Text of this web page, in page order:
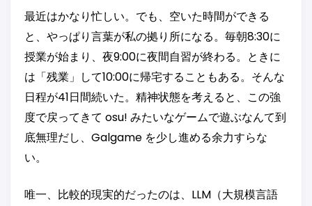
最近はかなり忙しい。でも、空いた時間ができる
と、やっぱり言葉が私の拠り所になる。毎朝8:30に
授業が始まり、夜9:00に夜間自習が終わる。ときに
は「残業」して10:00に帰宅することもある。そんな
日程が41日間続いた。精神状態を考えると、この強
度で戻ってきて osu! みたいなゲームで遊ぶなんて到
底無理だし、Galgame を少し進める余力すらな
い。
唯一、比較的現実的だったのは、LLM（大規模言語